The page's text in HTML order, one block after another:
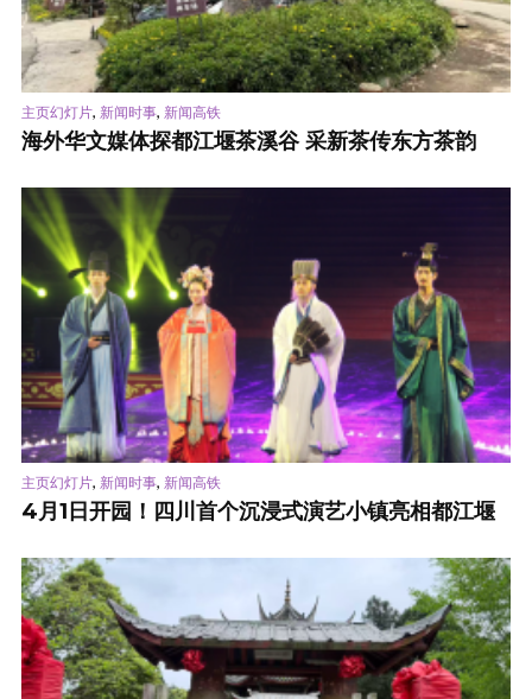
主页幻灯片, 新闻时事, 新闻高铁
海外华文媒体探都江堰茶溪谷 采新茶传东方茶韵
主页幻灯片, 新闻时事, 新闻高铁
4月1日开园！四川首个沉浸式演艺小镇亮相都江堰